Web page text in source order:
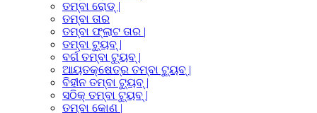
ତମ୍ବା ରୋଡ୍ |
ତମ୍ବା ତାର
ତମ୍ବା ଫ୍ଲାଟ ତାର |
ତମ୍ବା ଟ୍ୟୁବ୍ |
ବର୍ଗ ତମ୍ବା ଟ୍ୟୁବ୍ |
ଆୟତକ୍ଷେତ୍ର ତମ୍ବା ଟ୍ୟୁବ୍ |
ବିହୀନ ତମ୍ବା ଟ୍ୟୁବ୍ |
ସଠିକ୍ ତମ୍ବା ଟ୍ୟୁବ୍ |
ତମ୍ବା କୋଣ |